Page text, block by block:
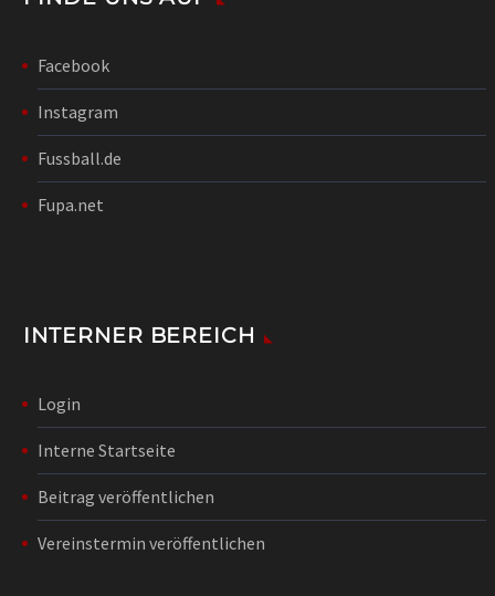
Facebook
Instagram
Fussball.de
Fupa.net
INTERNER BEREICH
Login
Interne Startseite
Beitrag veröffentlichen
Vereinstermin veröffentlichen